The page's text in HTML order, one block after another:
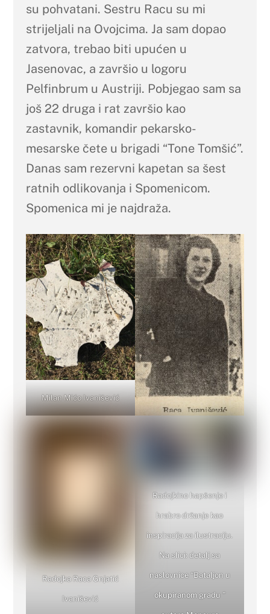
su pohvatani. Sestru Racu su mi
strijeljali na Ovojcima. Ja sam dopao
zatvora, trebao biti upućen u
Jasenovac, a završio u logoru
Pelfinbrum u Austriji. Pobjegao sam sa
još 22 druga i rat završio kao
zastavnik, komandir pekarsko-
mesarske čete u brigadi “Tone Tomšić”.
Danas sam rezervni kapetan sa šest
ratnih odlikovanja i Spomenicom.
Spomenica mi je najdraža.
Milan Mićo Ivanišević
Radojka Raca Gnjatić
Ivanišević
Radojkino hapšenje i
hrabro držanje kao
inspiracija za ilustraciju.
Na slici: detalj sa
naslovnice “Bataljon u
okupiranom gradu ”